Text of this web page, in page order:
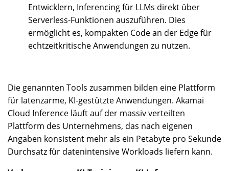
Entwicklern, Inferencing für LLMs direkt über
Serverless-Funktionen auszuführen. Dies
ermöglicht es, kompakten Code an der Edge für
echtzeitkritische Anwendungen zu nutzen.
Die genannten Tools zusammen bilden eine Plattform
für latenzarme, KI-gestützte Anwendungen. Akamai
Cloud Inference läuft auf der massiv verteilten
Plattform des Unternehmens, das nach eigenen
Angaben konsistent mehr als ein Petabyte pro Sekunde
Durchsatz für datenintensive Workloads liefern kann.